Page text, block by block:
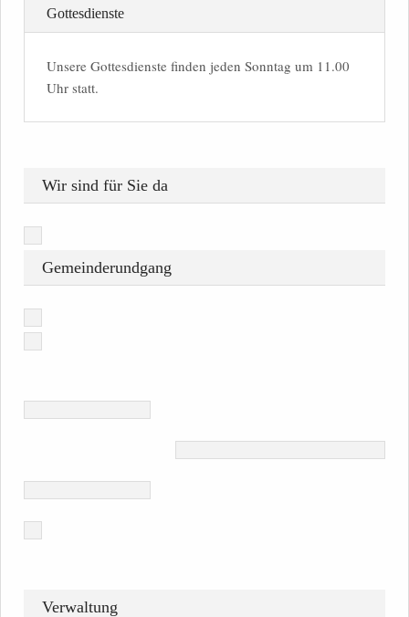
Gottesdienste
Unsere Gottesdienste finden jeden Sonntag um 11.00
Uhr statt.
Wir sind für Sie da
Gemeinderundgang
Verwaltung